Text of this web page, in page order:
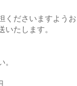
くださいますようお
たします。